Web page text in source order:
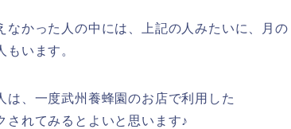
かった人の中には、上記の人みたいに、月の
います。
、一度武州養蜂園のお店で利用した
れてみるとよいと思います♪